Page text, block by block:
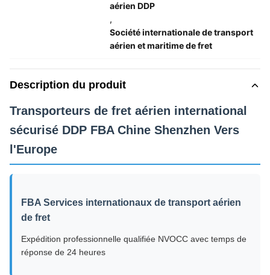
aérien DDP
,
Société internationale de transport
aérien et maritime de fret
Description du produit
Transporteurs de fret aérien international
sécurisé DDP FBA Chine Shenzhen Vers
l'Europe
FBA Services internationaux de transport aérien
de fret
Expédition professionnelle qualifiée NVOCC avec temps de
réponse de 24 heures